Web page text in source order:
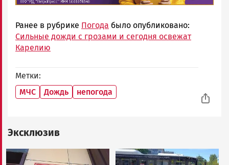
Ранее в рубрике Погода было опубликовано:
Сильные дожди с грозами и сегодня освежат
Карелию
Метки
МЧС
Дождь непогода
Эксклюзив
Image Image